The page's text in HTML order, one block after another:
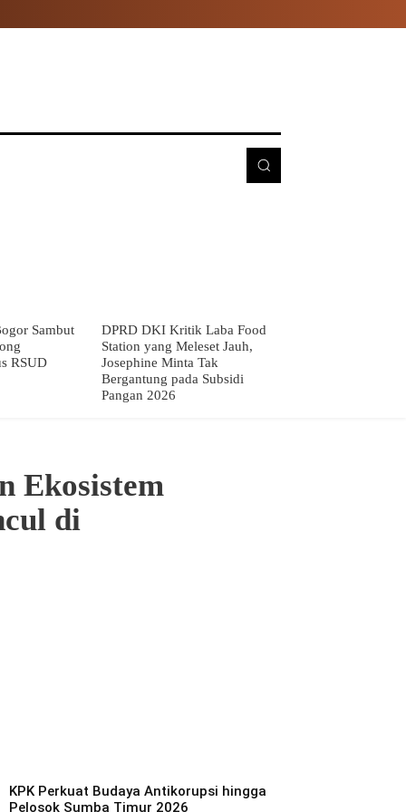
Sambut
RSUD
DPRD DKI Kritik Laba Food
Station yang Meleset Jauh,
Josephine Minta Tak
Bergantung pada Subsidi
Pangan 2026
Ekosistem
di
KPK Perkuat Budaya Antikorupsi hingga
Pelosok Sumba Timur 2026